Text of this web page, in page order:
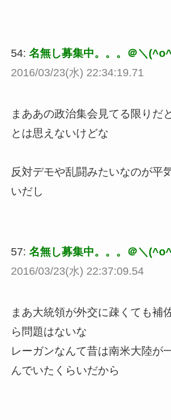
54: 名無し募集中。。。＠＼
2016/03/23(水) 22:34:19.71
まああの政治集会見てる限りだ
とは思えないけどな
反対デモや乱闘みたいなのが平
いだし
57: 名無し募集中。。。＠＼
2016/03/23(水) 22:37:09.54
まあ大統領が外交に疎くても補
ら問題はないな
レーガンなんて昔は南米大陸が
んでいたくらいだから